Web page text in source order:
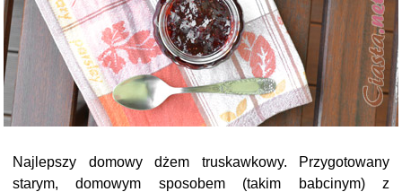
Najlepszy domowy dżem truskawkowy. Przygotowany
starym, domowym sposobem (takim babcinym) z